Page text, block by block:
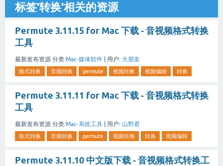
标签'转换'相关的资源
Permute 3.11.15 for Mac 下载 - 音视频格式转换
工具
最新发布资源 分类:Mac-媒体软件 用户: 大朋友
格式转换 音频转换 permute 视频转换 视频编辑 转换
Permute 3.11.11 for Mac 下载 - 音视频格式转换
工具
最新发布资源 分类:Mac-系统工具 用户: 山野君
格式转换 音频转换 permute 视频转换 转换 视频编辑
Permute 3.11.10 中文版下载 - 音视频格式转换工